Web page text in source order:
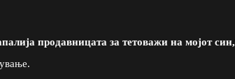
продавницата за тетоважи на мојот